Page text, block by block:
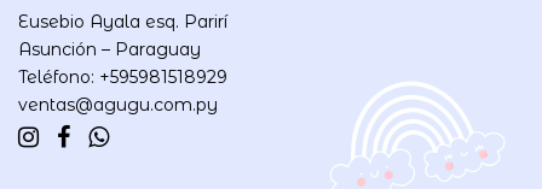
Eusebio Ayala esq. Parirí
Asunción – Paraguay
Teléfono: +595981518929
ventas@agugu.com.py